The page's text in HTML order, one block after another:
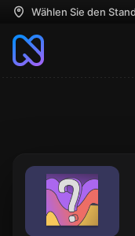
Wählen Sie den